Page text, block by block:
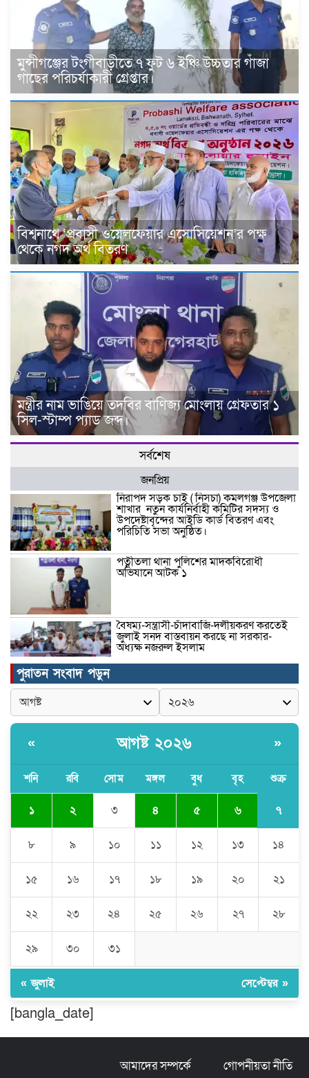
মুন্সীগঞ্জের টংগীবাড়ীতে ৭ ফুট ৬ ইঞ্চি উচ্চতার গাঁজা
গাছের পরিচর্যাকারী গ্রেপ্তার।
বিশ্বনাথে ‘প্রবাসী ওয়েলফেয়ার এসোসিয়েশন’র পক্ষ
থেকে নগদ অর্থ বিতরণ
মন্ত্রীর নাম ভাঙিয়ে তদবির বাণিজ্য মোংলায় গ্রেফতার ১
সিল-স্টাম্প প্যাড জব্দ।
সর্বশেষ
জনপ্রিয়
নিরাপদ সড়ক চাই ( নিসচা) কমলগঞ্জ উপজেলা
শাখার নতুন কার্যনির্বাহী কমিটির সদস্য ও
উপদেষ্টাবৃন্দের আইডি কার্ড বিতরণ এবং
পরিচিতি সভা অনুষ্ঠিত।
পত্নীতলা থানা পুলিশের মাদকবিরোধী
অভিযানে আটক ১
বৈষম্য-সন্ত্রাসী-চাঁদাবাজি-দলীয়করণ করতেই
জুলাই সনদ বাস্তবায়ন করছে না সরকার-
অধ্যক্ষ নজরুল ইসলাম
ঠাকুরগাঁওয়ে ইজিবাইক চোরচক্রের ৩ সদস্য
গ্রেপ্তার, বিপুল পরিমাণ যন্ত্রাংশ উদ্ধার ‎
মুন্সীগঞ্জের টংগীবাড়ীতে ৭ ফুট ৬ ইঞ্চি উচ্চতার
ঘণ্টার পর ঘণ্টা বিদ্যুৎহীন মৌলভীবাজার:
অতিরিক্ত বিলে দিশেহারা গ্রাহক, তীব্র ক্ষোভ
বিশ্বনাথে ‘প্রবাসী ওয়েলফেয়ার
গ্রেফতার ১ সিল-স্টাম্প প্যাড জব্দ।
ফেন্সিডিল ও ৩২ হাজার টাকা উদ্ধার, আটক ১
পুরাতন সংবাদ পড়ুন
« আগষ্ট ২০২৬ »
শনি রবি সোম মঙ্গল বুধ বৃহ শুক্র
১ ২ ৩ ৪ ৫ ৬ ৭
৮ ৯ ১০ ১১ ১২ ১৩ ১৪
১৫ ১৬ ১৭ ১৮ ১৯ ২০ ২১
২২ ২৩ ২৪ ২৫ ২৬ ২৭ ২৮
২৯ ৩০ ৩১
« জুলাই সেপ্টেম্বর »
[bangla_date]
আমাদের সম্পর্কে গোপনীয়তা নীতি